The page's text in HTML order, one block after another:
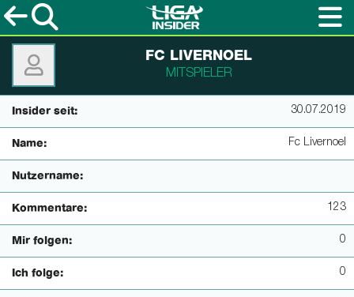
FC LIVERNOEL
MITSPIELER
Insider seit: 30.07.2019
Name: Fc Livernoel
Nutzername:
Kommentare: 123
Mir folgen: 0
Ich folge: 0